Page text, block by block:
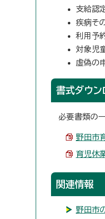
支給認
疾病そ
利用予
対象児
虚偽の
書式ダウン
必要書類の
野田市
育児休
関連情報
野田市